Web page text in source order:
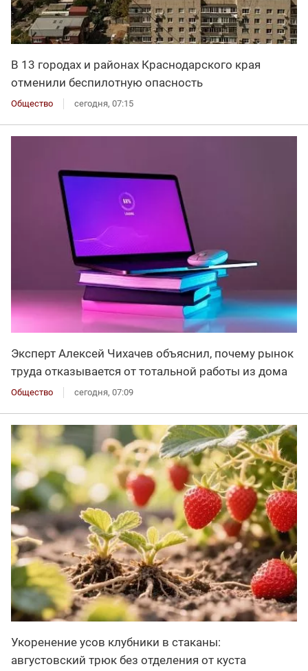
В 13 городах и районах Краснодарского края
отменили беспилотную опасность
Общество сегодня, 07:15
Эксперт Алексей Чихачев объяснил, почему рынок
труда отказывается от тотальной работы из дома
Общество сегодня, 07:09
Укоренение усов клубники в стаканы:
августовский трюк без отделения от куста